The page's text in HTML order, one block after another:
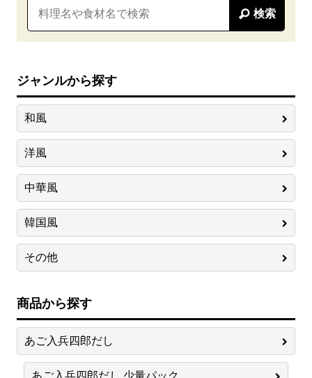
検索
ジャンルから探す
和風
洋風
中華風
韓国風
その他
商品から探す
あご入兵四郎だし
あご入兵四郎だし 少量パック